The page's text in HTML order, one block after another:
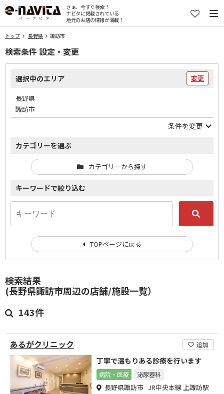
さぁ、今すぐ検索！
ナビタに掲載されている
地元のお店の情報が満載！
トップ 長野県 諏訪市
検索結果
(長野県諏訪市周辺の店舗/施設一覧）
143件
あるがクリニック 追加
丁寧で温もりある診療を行います
病院・医療 泌尿器科
長野県諏訪市 JR中央本線 上諏訪駅
検索条件 設定・変更
選択中のエリア 変更
長野県
諏訪市
条件を変更
カテゴリーを選ぶ
カテゴリーから探す
キーワードで絞り込む
TOPページに戻る